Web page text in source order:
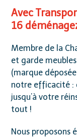
Avec
16
Membre de la
et garde
(marque
notre efficacité :
jusqu’à votre
tout !
Nous proposons